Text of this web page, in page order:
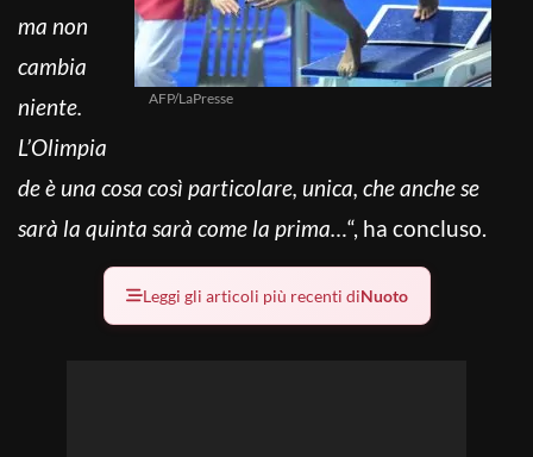
AFP/LaPresse
ma non
cambia
niente.
L’Olimpia
de è una cosa così particolare, unica, che anche se
sarà la quinta sarà come la prima…“, ha concluso.
Leggi gli articoli più recenti diNuoto